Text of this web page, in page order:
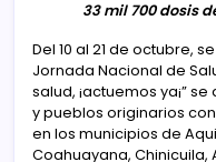
33 mil 700 dosis
Del 10 al 21 de octubre,
Jornada Nacional de
salud, ¡actuemos ya¡”
y pueblos originarios
en los municipios de
Coahuayana, Chinicuila,